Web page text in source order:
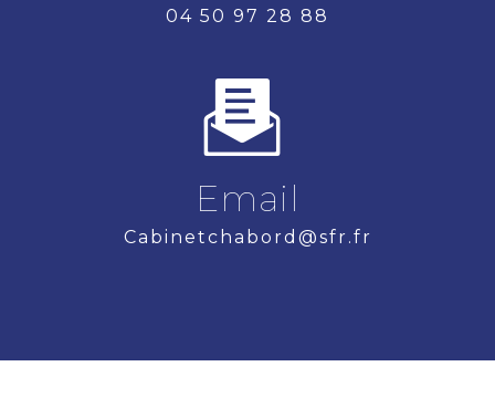
04 50 97 28 88
Email
cabinetchabord@sfr.fr